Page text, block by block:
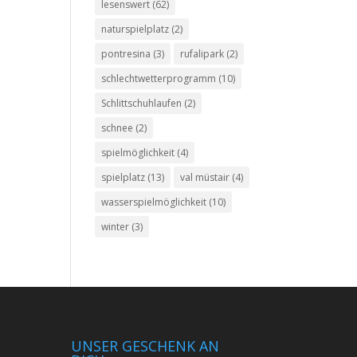
lesenswert (62)
naturspielplatz (2)
pontresina (3) rufalipark (2)
schlechtwetterprogramm (10)
Schlittschuhlaufen (2)
schnee (2)
spielmöglichkeit (4)
spielplatz (13) val müstair (4)
wasserspielmöglichkeit (10)
winter (3)
UNSER GESCHENK AN